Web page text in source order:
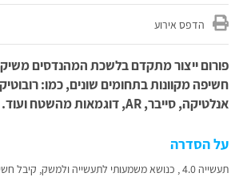
הדפס אירוע
פורום ייצור מתקדם בלשכת המהנדסים
חשיפה מקוונות בתחומים שונים, כמו:
אנלטיקה, סייבר, AR, דוגמאות מהשטח ועוד.
על הסדרה
תעשייה 4.0 , כנושא משמעותי לתעשייה ולמשק,